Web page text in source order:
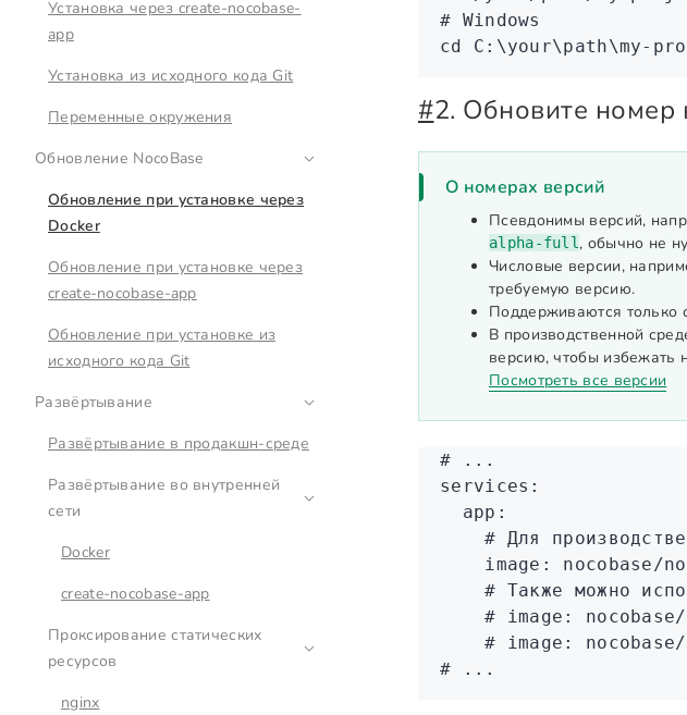
Установка через create-nocobase-
app
Установка из исходного кода Git
Переменные окружения
Обновление NocoBase
Обновление при установке через
Docker
Обновление при установке через
create-nocobase-app
Обновление при установке из
исходного кода Git
Развёртывание
Развёртывание в продакшн-среде
Развёртывание во внутренней
сети
Docker
create-nocobase-app
Проксирование статических
ресурсов
nginx
# Windows
cd C: \your\path\my-
#2. Обновите номер
О номерах версий
Псевдонимы версий,
alpha-full , обычно не
Числовые версии,
требуемую версию.
Поддерживаются только
В производственной
версию, чтобы избежать
Посмотреть все версии
# ...
services :
  app
:
# Для
    image
:
nocobase/
# Также можно
# image:
# image:
# ...